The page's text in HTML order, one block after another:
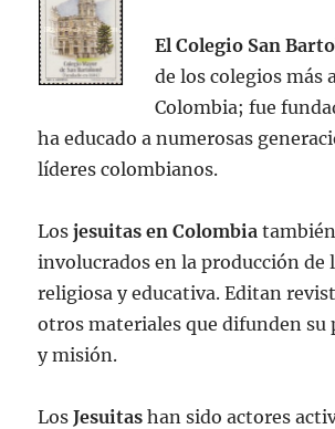
El Colegio San
de los colegios más
Colombia; fue
ha educado a numerosas
líderes colombianos.
Losjesuitas en Colombia
involucrados en la producción de
religiosa y educativa. Editan
otros materiales que difunden su
y misión.
LosJesuitas han sido actores